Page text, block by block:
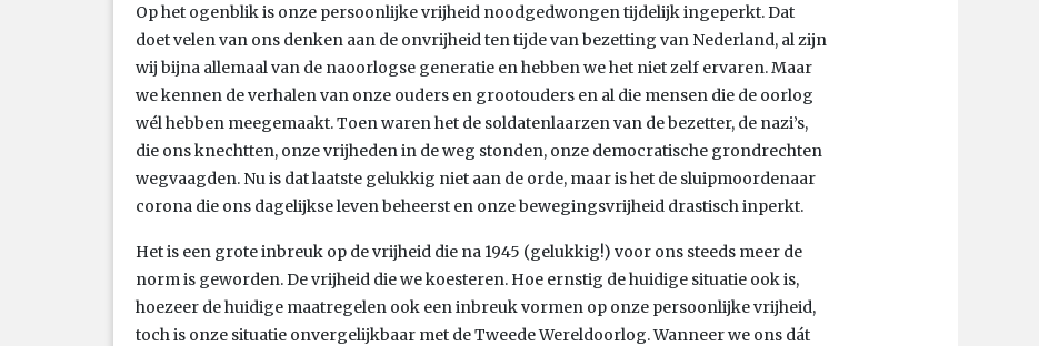
Op het ogenblik is onze persoonlijke vrijheid noodgedwongen tijdelijk ingeperkt. Dat
doet velen van ons denken aan de onvrijheid ten tijde van bezetting van Nederland, al zijn
wij bijna allemaal van de naoorlogse generatie en hebben we het niet zelf ervaren. Maar
we kennen de verhalen van onze ouders en grootouders en al die mensen die de oorlog
wél hebben meegemaakt. Toen waren het de soldatenlaarzen van de bezetter, de nazi’s,
die ons knechtten, onze vrijheden in de weg stonden, onze democratische grondrechten
wegvaagden. Nu is dat laatste gelukkig niet aan de orde, maar is het de sluipmoordenaar
corona die ons dagelijkse leven beheerst en onze bewegingsvrijheid drastisch inperkt.
Het is een grote inbreuk op de vrijheid die na 1945 (gelukkig!) voor ons steeds meer de
norm is geworden. De vrijheid die we koesteren. Hoe ernstig de huidige situatie ook is,
hoezeer de huidige maatregelen ook een inbreuk vormen op onze persoonlijke vrijheid,
toch is onze situatie onvergelijkbaar met de Tweede Wereldoorlog. Wanneer we ons dát